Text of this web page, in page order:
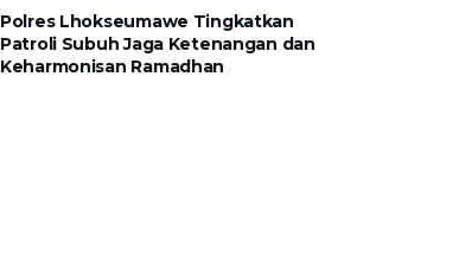
Polres Lhokseumawe Tingkatkan
Patroli Subuh Jaga Ketenangan dan
Keharmonisan Ramadhan